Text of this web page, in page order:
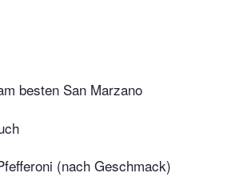
besten San Marzano
(nach Geschmack)